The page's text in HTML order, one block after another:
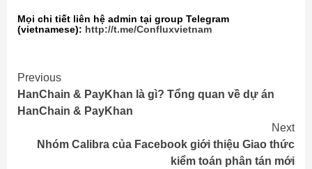
Mọi chi tiết liên hệ admin tại group Telegram
(vietnamese): http://t.me/Confluxvietnam
Continue
Reading
Previous
HanChain & PayKhan là gì? Tổng quan về dự án
HanChain & PayKhan
Next
Nhóm Calibra của Facebook giới thiệu Giao thức
kiểm toán phân tán mới